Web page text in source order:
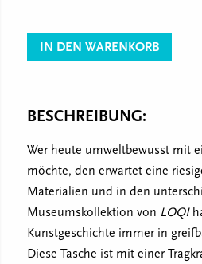
IN DEN WARENKORB
BESCHREIBUNG:
Wer heute umweltbewusst mit
möchte, den erwartet eine
Materialien und in den
Museumskollektion von LOQI
Kunstgeschichte immer in
Diese Tasche ist mit einer